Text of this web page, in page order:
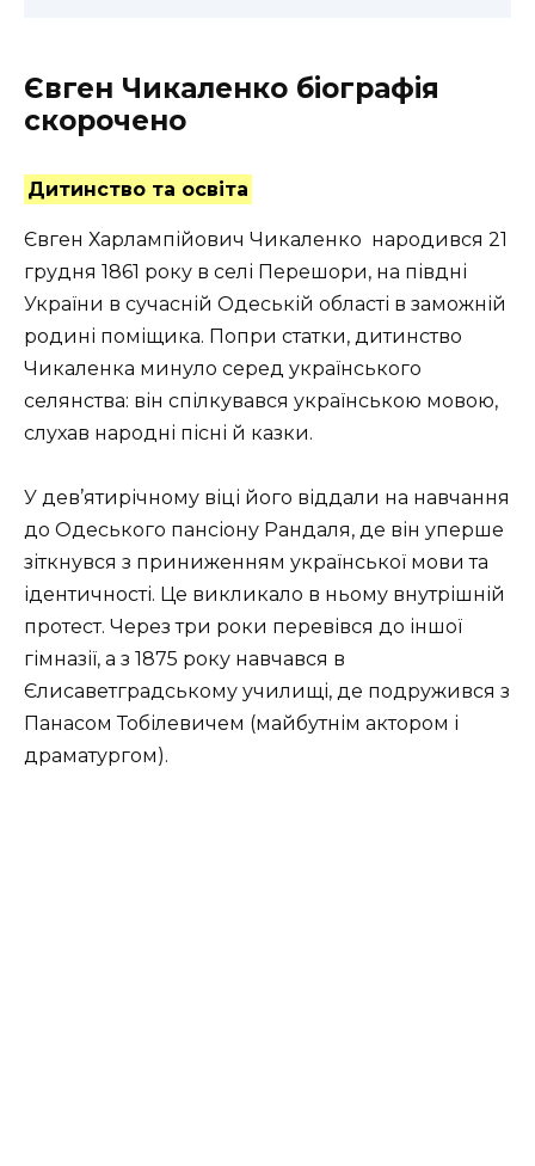
Євген Чикаленко біографія
скорочено
Дитинство та освіта
Євген Харлампійович Чикаленко народився 21
грудня 1861 року в селі Перешори, на півдні
України в сучасній Одеській області в заможній
родині поміщика. Попри статки, дитинство
Чикаленка минуло серед українського
селянства: він спілкувався українською мовою,
слухав народні пісні й казки.
У дев’ятирічному віці його віддали на навчання
до Одеського пансіону Рандаля, де він уперше
зіткнувся з приниженням української мови та
ідентичності. Це викликало в ньому внутрішній
протест. Через три роки перевівся до іншої
гімназії, а з 1875 року навчався в
Єлисаветградському училищі, де подружився з
Панасом Тобілевичем (майбутнім актором і
драматургом).